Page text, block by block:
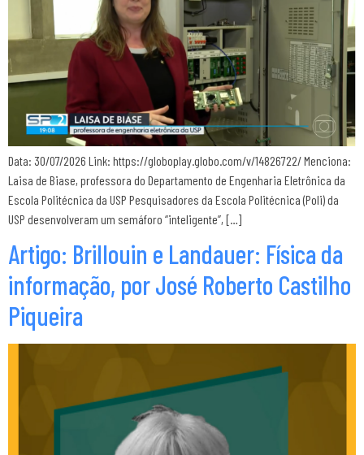
Data: 30/07/2026 Link: https://globoplay.globo.com/v/14826722/ Menciona:
Laisa de Biase, professora do Departamento de Engenharia Eletrônica da
Escola Politécnica da USP Pesquisadores da Escola Politécnica (Poli) da
USP desenvolveram um semáforo “inteligente”, […]
Artigo: Brillouin e Landauer: Física da
informação, por José Roberto Castilho
Piqueira